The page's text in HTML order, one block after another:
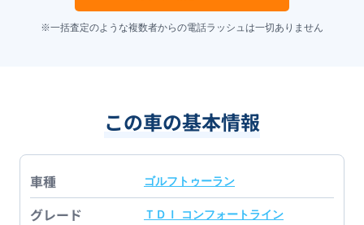
※一括査定のような複数者からの電話ラッシュは一切ありません
この車の基本情報
車種 ゴルフトゥーラン
グレード ＴＤＩ コンフォートライン